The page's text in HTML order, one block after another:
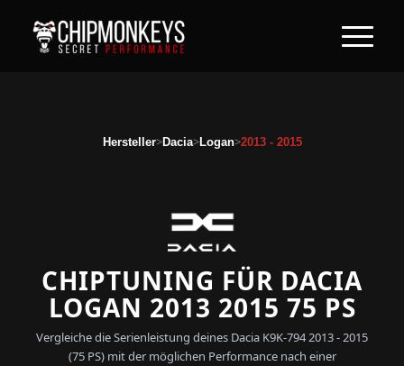
Hersteller>Dacia>Logan>2013 - 2015
CHIPTUNING FÜR DACIA
LOGAN 2013 2015 75 PS
Vergleiche die Serienleistung deines Dacia K9K-794 2013 - 2015
(75 PS) mit der möglichen Performance nach einer